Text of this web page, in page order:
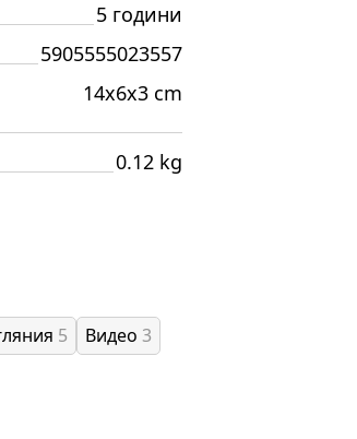
5 години
5905555023557
14x6x3 cm
0.12 kg
5 Видео 3